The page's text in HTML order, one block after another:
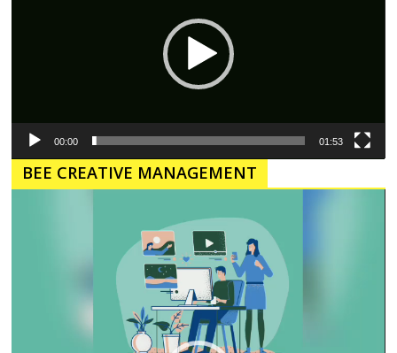
00:00 01:53
BEE CREATIVE MANAGEMENT